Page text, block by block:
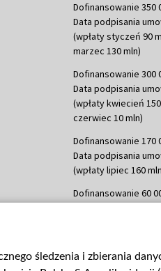
Dofinansowanie 350
Data podpisania
(wpłaty styczeń 90
marzec 130 mln)
Dofinansowanie 300
Data podpisania
(wpłaty kwiecień
czerwiec 10 mln)
Dofinansowanie 170
Data podpisania
(wpłaty lipiec 160
Dofinansowanie 60
Data podpisania
śledzenia i zbierania